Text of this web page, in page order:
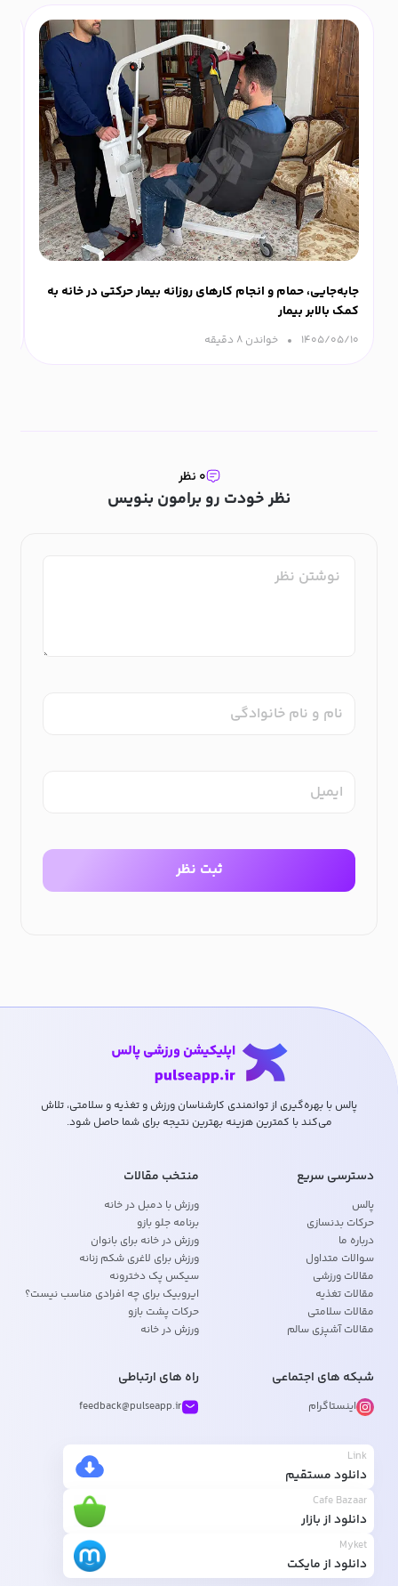
جابه‌جایی، حمام و انجام کارهای روزانه بیمار حرکتی در خانه به
کمک بالابر بیمار
۱۴۰۵/۰۵/۱۰ خواندن ۸ دقیقه‌
نظر خودت رو برامون بنویس
۰ نظر
نام و نام خانوادگی
ایمیل
ثبت نظر
پالس با بهره‌گیری از توانمندی کارشناسان ورزش و تغذیه و سلامتی، تلاش
می‌کند با کمترین هزینه بهترین نتیجه برای شما حاصل شود.
دسترسی سریع
پالس
حرکات بدنسازی
درباره ما
سوالات متداول
مقالات ورزشی
مقالات تغذیه
مقالات سلامتی
مقالات آشپزی سالم
منتخب مقالات
ورزش با دمبل در خانه
برنامه جلو بازو
ورزش در خانه برای بانوان
ورزش برای لاغری شکم زنانه
سیکس پک دخترونه
ایروبیک برای چه افرادی مناسب نیست؟
حرکات پشت بازو
ورزش در خانه
شبکه های اجتماعی
اینستاگرام
راه های ارتباطی
feedback@pulseapp.ir
Link
دانلود مستقیم
Cafe Bazaar
دانلود از بازار
Myket
دانلود از مایکت